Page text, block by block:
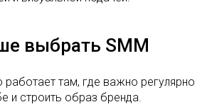
выбрать SMM
работает там, где важно регулярно
и строить образ бренда.